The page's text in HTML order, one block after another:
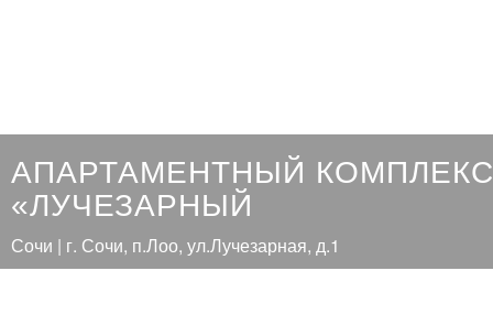
АПАРТАМЕНТНЫЙ КОМПЛЕКС
«ЛУЧЕЗАРНЫЙ
Сочи | г. Сочи, п.Лоо, ул.Лучезарная, д.1